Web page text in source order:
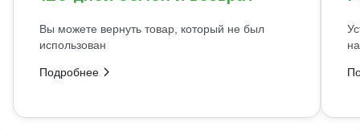
Вы можете вернуть товар, который не был
использован
Подробнее